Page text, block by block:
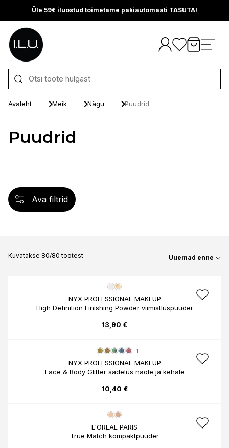
Üle 59€ iluostud toimetame pakiautomaati TASUTA!
Otse sisu juurde
Avaleht Meik Nägu Puudrid
Puudrid
Ava filtrid
Kuvatakse 80/80 tootest Uuemad enne
NYX PROFESSIONAL MAKEUP
High Definition Finishing Powder viimistluspuuder
13,90 €
+1
NYX PROFESSIONAL MAKEUP
Face & Body Glitter sädelus näole ja kehale
10,40 €
L'OREAL PARIS
True Match kompaktpuuder